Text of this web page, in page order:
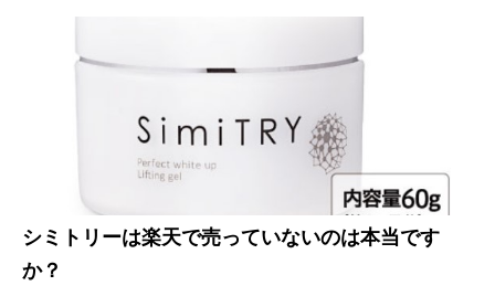
シミトリーは楽天で売っていないのは本当です
か？